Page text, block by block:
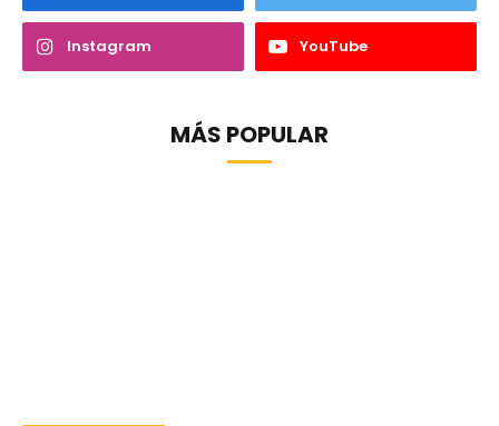
Instagram YouTube
MÁS POPULAR